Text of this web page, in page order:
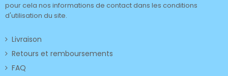
pour cela nos informations de contact dans les conditions
d'utilisation du site.
Livraison
Retours et remboursements
FAQ